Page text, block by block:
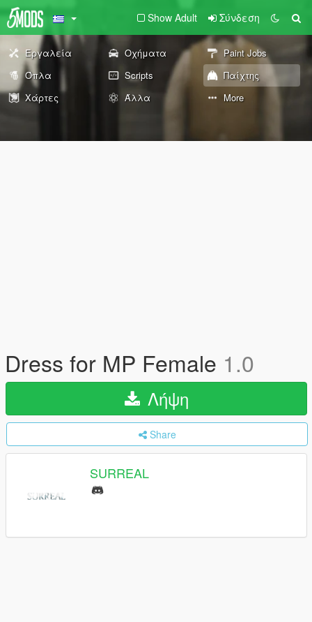
Show Adult Σύνδεση
Εργαλεία Οχήματα
Paint Jobs
Όπλα
Scripts
Παίχτης
Χάρτες
Άλλα More
Dress for MP Female 1.0
Λήψη
Share
SURREAL